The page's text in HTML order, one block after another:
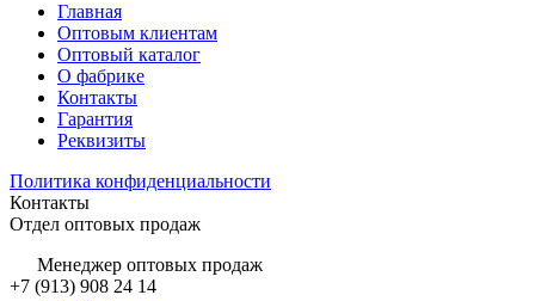
Главная
Оптовым клиентам
Оптовый каталог
О фабрике
Контакты
Гарантия
Реквизиты
Политика конфиденциальности
Контакты
Отдел оптовых продаж
Менеджер оптовых продаж
+7 (913) 908 24 14